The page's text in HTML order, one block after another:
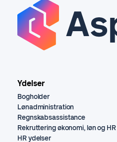
Ydelser
Bogholder
Lønadministration
Regnskabsassistance
Rekruttering økonomi, løn og HR
HR ydelser